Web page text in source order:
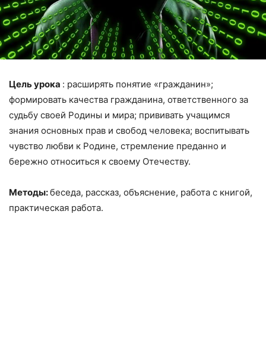
Цель урока : расширять понятие «гражданин»;
формировать качества гражданина, ответственного за
судьбу своей Родины и мира; прививать учащимся
знания основных прав и свобод человека; воспитывать
чувство любви к Родине, стремление преданно и
бережно относиться к своему Отечеству.
Методы:беседа, рассказ, объяснение, работа с книгой,
практическая работа.